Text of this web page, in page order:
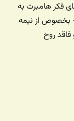
فکر هامبرت به
بخصوص از نیمه
روح